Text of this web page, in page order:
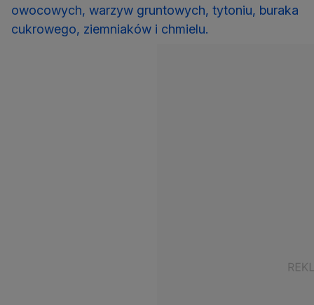
owocowych, warzyw gruntowych, tytoniu, buraka
cukrowego, ziemniaków i chmielu.